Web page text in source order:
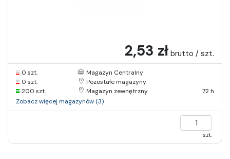
2,53 zł brutto / szt.
0 szt.
Magazyn Centralny
0 szt.
Pozostałe magazyny
200 szt.
Magazyn zewnętrzny
72 h
Zobacz więcej magazynów (3)
szt.